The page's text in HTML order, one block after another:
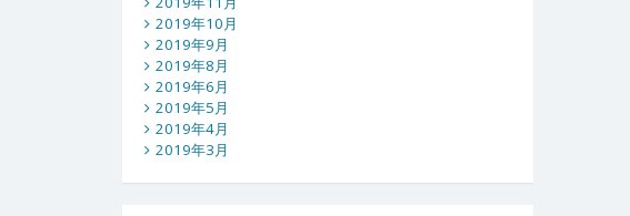
2019年10月
2019年9月
2019年8月
2019年6月
2019年5月
2019年4月
2019年3月